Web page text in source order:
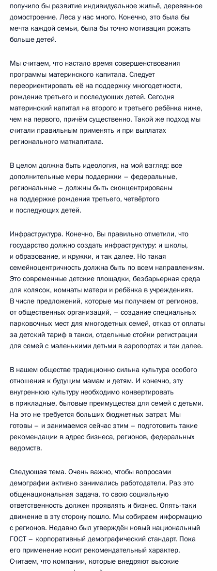
получило бы развитие индивидуальное жильё, деревянное
домостроение. Леса у нас много. Конечно, это была бы
мечта каждой семьи, была бы точно мотивация рожать
больше детей.
Мы считаем, что настало время совершенствования
программы материнского капитала. Следует
переориентировать её на поддержку многодетности,
рождение третьего и последующих детей. Сегодня
материнский капитал на второго и третьего ребёнка ниже,
чем на первого, причём существенно. Такой же подход мы
считали правильным применять и при выплатах
регионального маткапитала.
В целом должна быть идеология, на мой взгляд: все
дополнительные меры поддержки – федеральные,
региональные – должны быть сконцентрированы
на поддержке рождения третьего, четвёртого
и последующих детей.
Инфраструктура. Конечно, Вы правильно отметили, что
государство должно создать инфраструктуру: и школы,
и образование, и кружки, и так далее. Но такая
семейноцентричность должна быть по всем направлениям.
Это современные детские площадки, безбарьерная среда
для колясок, комнаты матери и ребёнка в учреждениях.
В числе предложений, которые мы получаем от регионов,
от общественных организаций, – создание специальных
парковочных мест для многодетных семей, отказ от оплаты
за детский тариф в такси, отдельные стойки регистрации
для семей с маленькими детьми в аэропортах и так далее.
В нашем обществе традиционно сильна культура особого
отношения к будущим мамам и детям. И конечно, эту
внутреннюю культуру необходимо конвертировать
в прикладные, бытовые преимущества для семей с детьми.
На это не требуется больших бюджетных затрат. Мы
готовы – и занимаемся сейчас этим – подготовить такие
рекомендации в адрес бизнеса, регионов, федеральных
ведомств.
Следующая тема. Очень важно, чтобы вопросами
демографии активно занимались работодатели. Раз это
общенациональная задача, то свою социальную
ответственность должен проявлять и бизнес. Опять-таки
движение в эту сторону пошло. Мы собираем информацию
с регионов. Недавно был утверждён новый национальный
ГОСТ – корпоративный демографический стандарт. Пока
его применение носит рекомендательный характер.
Считаем, что компании, которые внедряют высокие